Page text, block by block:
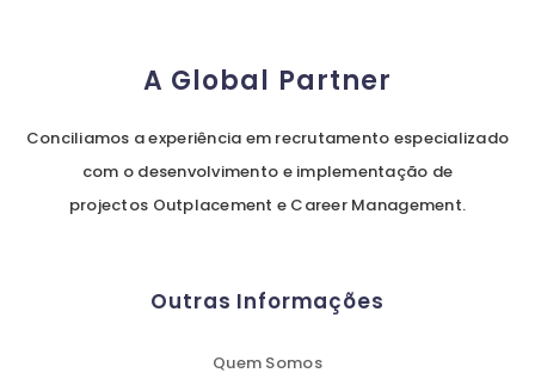
A Global Partner
Conciliamos a experiência em recrutamento especializado
com o desenvolvimento e implementação de
projectos Outplacement e Career Management.
Outras Informações
Quem Somos